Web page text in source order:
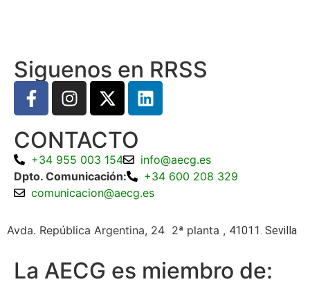
Siguenos en RRSS
CONTACTO
+34 955 003 154
info@aecg.es
Dpto. Comunicación:
+34 600 208 329
comunicacion@aecg.es
Avda. República Argentina, 24 2ª planta , 41011. Sevilla
La AECG es miembro de: